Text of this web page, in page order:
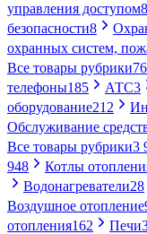
управления доступом
безопасности8
охранных систем,
Все товары рубрики
телефоны185 АТС3
оборудование212
Обслуживание
Все товары рубрики3
948
Котлы
Водонагреватели28
Воздушное отопление
отопления162 Печи